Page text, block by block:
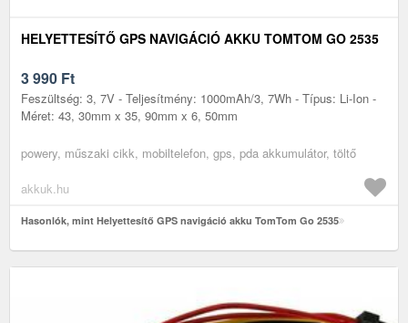
HELYETTESÍTŐ GPS NAVIGÁCIÓ AKKU TOMTOM GO 2535
3 990 Ft
Feszültség: 3, 7V - Teljesítmény: 1000mAh/3, 7Wh - Típus: Li-Ion -
Méret: 43, 30mm x 35, 90mm x 6, 50mm
powery, műszaki cikk, mobiltelefon, gps, pda akkumulátor, töltő
akkuk.hu
Hasonlók, mint Helyettesítő GPS navigáció akku TomTom Go 2535